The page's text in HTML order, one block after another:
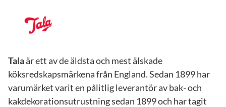
Talaär ett av de äldsta och mest älskade
köksredskapsmärkena från England. Sedan 1899 har
varumärket varit en pålitlig leverantör av bak- och
kakdekorationsutrustning sedan 1899 och har tagit